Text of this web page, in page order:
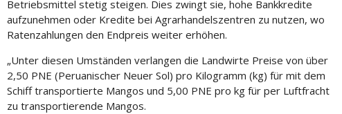
Betriebsmittel stetig steigen. Dies zwingt sie, hohe Bankkredite
aufzunehmen oder Kredite bei Agrarhandelszentren zu nutzen, wo
Ratenzahlungen den Endpreis weiter erhöhen.
„Unter diesen Umständen verlangen die Landwirte Preise von über
2,50 PNE (Peruanischer Neuer Sol) pro Kilogramm (kg) für mit dem
Schiff transportierte Mangos und 5,00 PNE pro kg für per Luftfracht
zu transportierende Mangos.